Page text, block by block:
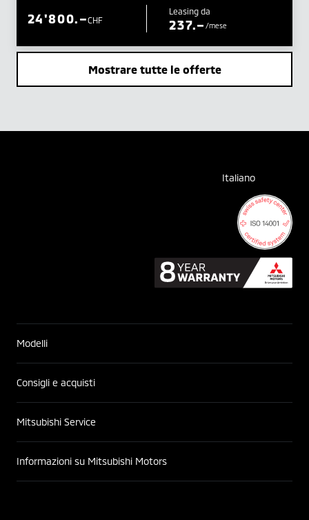
CHF
24'800.– Leasing da
237.–/mese
Mostrare tutte le offerte
Italiano
Modelli
Consigli e acquisti
Mitsubishi Service
Informazioni su Mitsubishi Motors